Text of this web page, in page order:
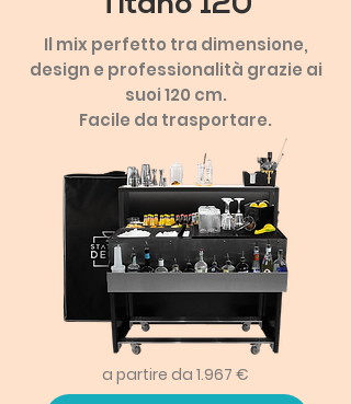
Il mix perfetto tra dimensione,
design e professionalità grazie ai
suoi 120 cm.
Facile da trasportare.
a partire da 1.967 €